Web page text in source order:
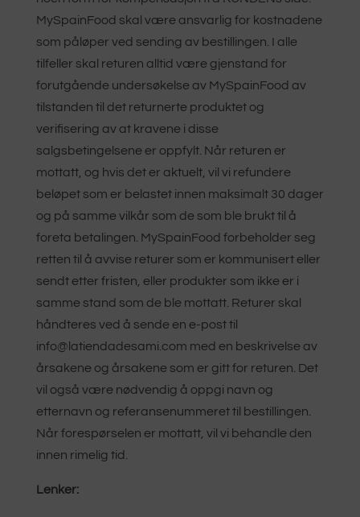
MySpainFood skal være ansvarlig for kostnadene
som påløper ved sending av bestillingen. I alle
tilfeller skal returen alltid være gjenstand for
forutgående undersøkelse av MySpainFood av
tilstanden til det returnerte produktet og
verifisering av at kravene i disse
salgsbetingelsene er oppfylt. Når returen er
mottatt, og hvis det er aktuelt, vil vi refundere
beløpet som er belastet innen maksimalt 30 dager
og på samme vilkår som de som ble brukt til å
foreta betalingen. MySpainFood forbeholder seg
retten til å avvise returer som er kommunisert eller
sendt etter fristen, eller produkter som ikke er i
samme stand som de ble mottatt. Returer skal
håndteres ved å sende en e-post til
info@latiendadesami.com med en beskrivelse av
årsakene og årsakene som er gitt for returen. Det
vil også være nødvendig å oppgi navn og
etternavn og referansenummeret til bestillingen.
Når forespørselen er mottatt, vil vi behandle den
innen rimelig tid.
Lenker: